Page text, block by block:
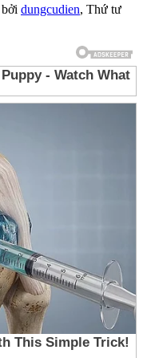
bởi dungcudien, Thứ tư